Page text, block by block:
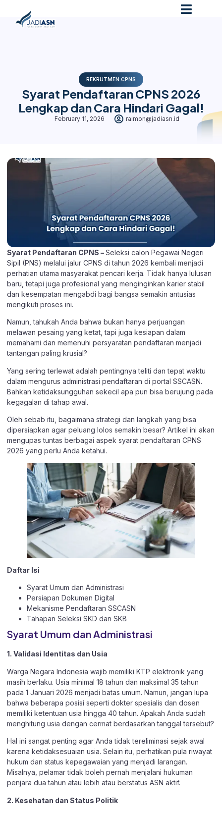
REKRUTMEN CPNS
Syarat Pendaftaran CPNS 2026
Lengkap dan Cara Hindari Gagal!
February 11, 2026 raimon@jadiasn.id
Syarat Pendaftaran CPNS –Seleksi calon Pegawai Negeri
Sipil (PNS) melalui jalur CPNS di tahun 2026 kembali menjadi
perhatian utama masyarakat pencari kerja. Tidak hanya lulusan
baru, tetapi juga profesional yang menginginkan karier stabil
dan kesempatan mengabdi bagi bangsa semakin antusias
mengikuti proses ini.
Namun, tahukah Anda bahwa bukan hanya perjuangan
melawan pesaing yang ketat, tapi juga kesiapan dalam
memahami dan memenuhi persyaratan pendaftaran menjadi
tantangan paling krusial?
Yang sering terlewat adalah pentingnya teliti dan tepat waktu
dalam mengurus administrasi pendaftaran di portal SSCASN.
Bahkan ketidaksungguhan sekecil apa pun bisa berujung pada
kegagalan di tahap awal.
Oleh sebab itu, bagaimana strategi dan langkah yang bisa
dipersiapkan agar peluang lolos semakin besar? Artikel ini akan
mengupas tuntas berbagai aspek syarat pendaftaran CPNS
2026 yang perlu Anda ketahui.
Daftar Isi
Syarat Umum dan Administrasi
Persiapan Dokumen Digital
Mekanisme Pendaftaran SSCASN
Tahapan Seleksi SKD dan SKB
Syarat Umum dan Administrasi
1. Validasi Identitas dan Usia
Warga Negara Indonesia wajib memiliki KTP elektronik yang
masih berlaku. Usia minimal 18 tahun dan maksimal 35 tahun
pada 1 Januari 2026 menjadi batas umum. Namun, jangan lupa
bahwa beberapa posisi seperti dokter spesialis dan dosen
memiliki ketentuan usia hingga 40 tahun. Apakah Anda sudah
menghitung usia dengan cermat berdasarkan tanggal tersebut?
Hal ini sangat penting agar Anda tidak tereliminasi sejak awal
karena ketidaksesuaian usia. Selain itu, perhatikan pula riwayat
hukum dan status kepegawaian yang menjadi larangan.
Misalnya, pelamar tidak boleh pernah menjalani hukuman
penjara dua tahun atau lebih atau berstatus ASN aktif.
2. Kesehatan dan Status Politik